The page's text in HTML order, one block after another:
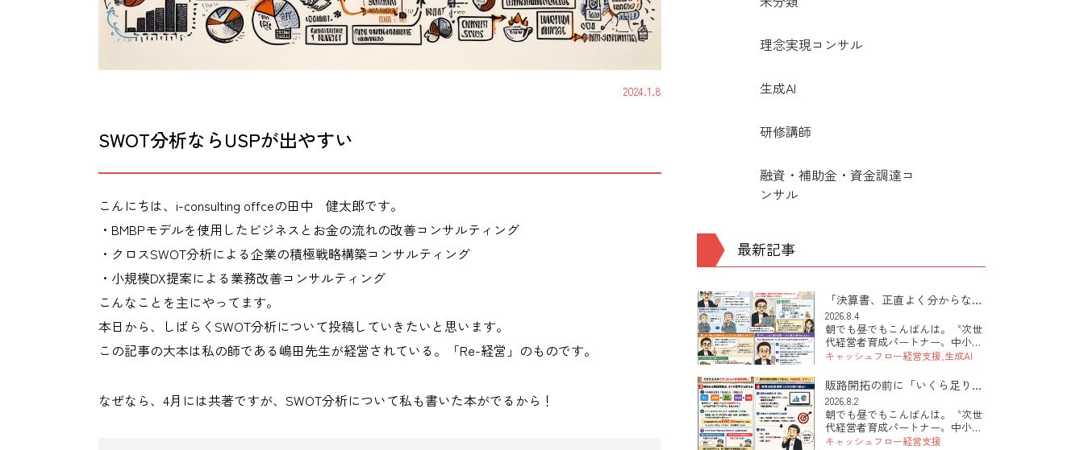
2024.1.8
SWOT分析ならUSPが出やすい
こんにちは、i-consulting offceの田中 健太郎です。
・BMBPモデルを使用したビジネスとお金の流れの改善コンサルティング
・クロスSWOT分析による企業の積極戦略構築コンサルティング
・小規模DX提案による業務改善コンサルティング
こんなことを主にやってます。
本日から、しばらくSWOT分析について投稿していきたいと思います。
この記事の大本は私の師である嶋田先生が経営されている。「Re-経営」のものです。
なぜなら、4月には共著ですが、SWOT分析について私も書いた本がでるから！
理念実現コンサル
生成AI
研修講師
融資・補助金・資金調達コ
ンサル
最新記事
「決算書、正直よく分からな
い」――その社長にこそ効くAI
の使い方
2026.8.4
朝でも昼でもこんばんは。〝次世
代経営者育成パートナー〟中小企
業診断士の田中 健太郎です。 本
も、AIを使って自社の数字が見え
るようになる第一歩」のお話で
す。最近シリーズでお伝えしてい
るAI活用 […]
キャッシュフロー経営支援 生成AI
販路開拓の前に「いくら足りな
いのか」を出していますか
2026.8.2
朝でも昼でもこんばんは。〝次世
代経営者育成パートナー〟中小企
業診断士の田中 健太郎です。 本
キャッシュフロー経営支援